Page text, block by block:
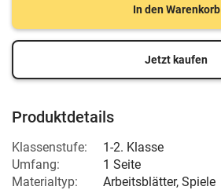
In den Warenkorb
Jetzt kaufen
Produktdetails
Klassenstufe:
1-2. Klasse
Umfang:
1 Seite
Materialtyp:
Arbeitsblätter, Spiele